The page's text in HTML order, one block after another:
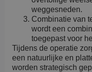
weggesneden.
Combinatie van
wordt een
toegepast voor
Tijdens de operatie
een natuurlijke en
worden strategisch